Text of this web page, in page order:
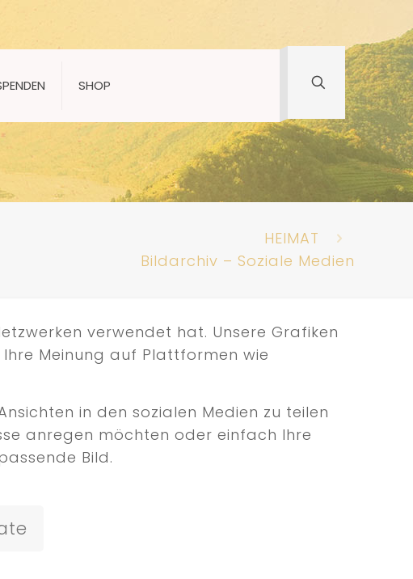
SHOP
HEIMAT
Bildarchiv – Soziale Medien
verwendet hat. Unsere Grafiken
Meinung auf Plattformen wie
in den sozialen Medien zu teilen
anregen möchten oder einfach Ihre
Bild.